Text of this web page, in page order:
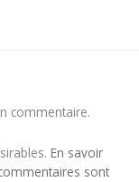
commentaire.
En savoir
sont